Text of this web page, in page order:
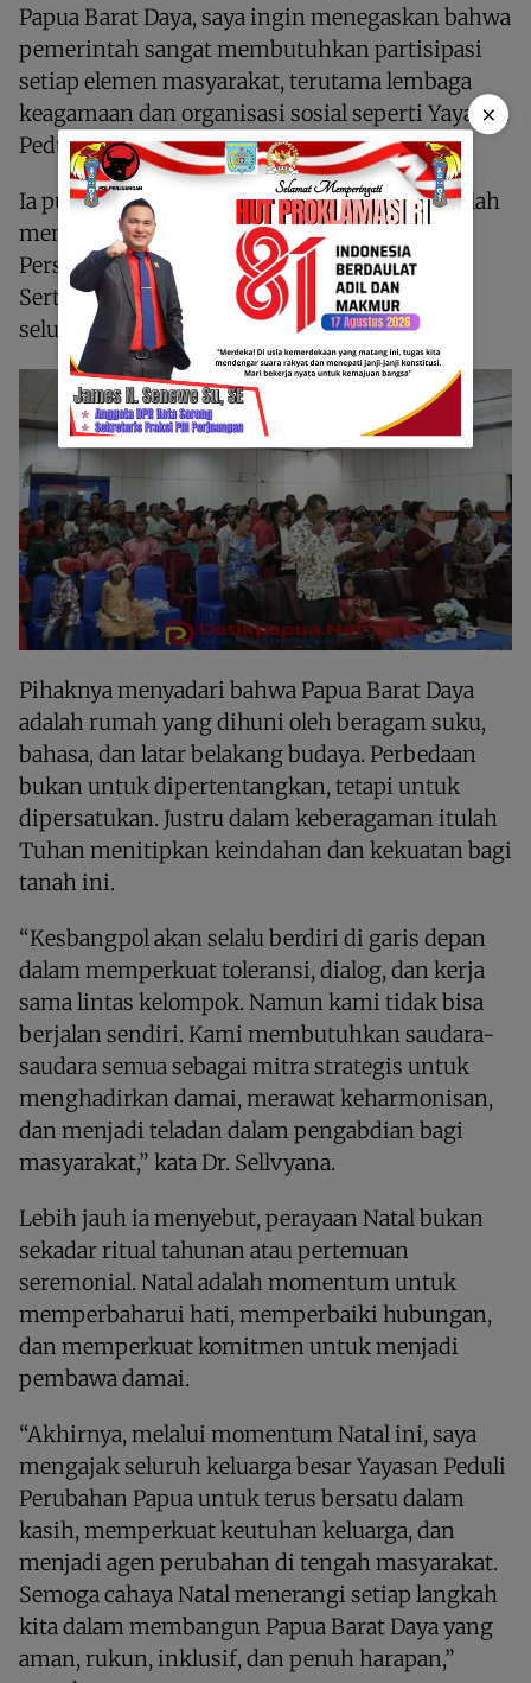
Papua Barat Daya, saya ingin menegaskan bahwa
pemerintah sangat membutuhkan partisipasi
setiap elemen masyarakat, terutama lembaga
keagamaan dan organisasi sosial seperti Yayasan
Peduli Perubahan Papua” ungkapnya.
Ia pun menuturkan, tugas besar bersama adalah
menjaga Kerukunan antarumat beragama,
Persatuan masyarakat, Stabilitas keamanan,
Serta ketahanan keluarga dan komunitas di
seluruh wilayah Papua Barat Daya.
Pihaknya menyadari bahwa Papua Barat Daya
adalah rumah yang dihuni oleh beragam suku,
bahasa, dan latar belakang budaya. Perbedaan
bukan untuk dipertentangkan, tetapi untuk
dipersatukan. Justru dalam keberagaman itulah
Tuhan menitipkan keindahan dan kekuatan bagi
tanah ini.
“Kesbangpol akan selalu berdiri di garis depan
dalam memperkuat toleransi, dialog, dan kerja
sama lintas kelompok. Namun kami tidak bisa
berjalan sendiri. Kami membutuhkan saudara-
saudara semua sebagai mitra strategis untuk
menghadirkan damai, merawat keharmonisan,
dan menjadi teladan dalam pengabdian bagi
masyarakat,” kata Dr. Sellvyana.
Lebih jauh ia menyebut, perayaan Natal bukan
sekadar ritual tahunan atau pertemuan
seremonial. Natal adalah momentum untuk
memperbaharui hati, memperbaiki hubungan,
dan memperkuat komitmen untuk menjadi
pembawa damai.
“Akhirnya, melalui momentum Natal ini, saya
mengajak seluruh keluarga besar Yayasan Peduli
Perubahan Papua untuk terus bersatu dalam
kasih, memperkuat keutuhan keluarga, dan
menjadi agen perubahan di tengah masyarakat.
Semoga cahaya Natal menerangi setiap langkah
kita dalam membangun Papua Barat Daya yang
aman, rukun, inklusif, dan penuh harapan,”
×